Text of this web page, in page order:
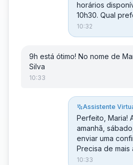
horários
10h30. Qual
10:32
9h está ótimo! No nome de
Silva
10:33
Assistente
Perfeito, Maria!
amanhã,
enviar uma
Precisa de mais
10:33